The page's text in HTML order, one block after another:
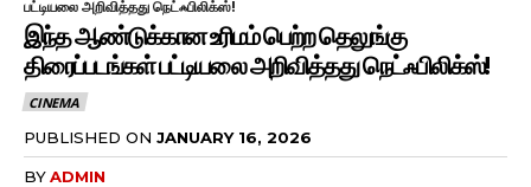
பட்டியலை அறிவித்தது நெட்ஃபிலிக்ஸ்!
இந்த ஆண்டுக்கான உரிமம் பெற்ற தெலுங்கு
திரைப்படங்கள் பட்டியலை அறிவித்தது நெட்ஃபிலிக்ஸ்!
CINEMA
PUBLISHED ON JANUARY 16, 2026
BYADMIN